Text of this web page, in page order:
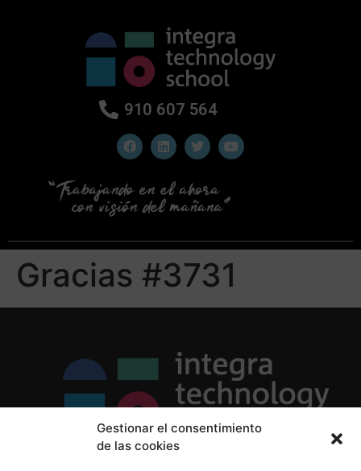
Gestionar el consentimiento
de las cookies
910 607 564
Gracias #3731